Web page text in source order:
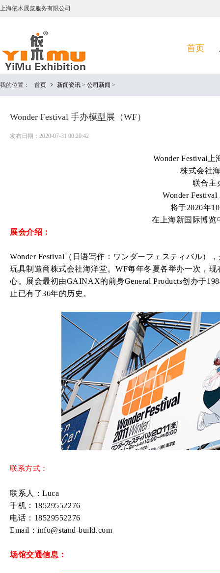
上海依木展览服务有限公司
首页
我的位置： 首页 新闻资讯 > 公司新闻 >
Wonder Festival 手办模型展（WF）
发布日期：2020-07-31 00:20:42
Wonder Festival上
株式会社
联合主
Wonder
将于2020年
在上海新国际博览
展会介绍：
Wonder Festival（日语写作：ワンダーフェスティバル）
玩具制造商株式会社海洋堂。WF每年冬夏各举办一次，
心。展会最初由GAINAX的前身General Products创办于
止已有了36年的历史。
联系方式：
联系人：Luca
手机：18529552276
电话：18529552276
Email：info@stand-build.com
场馆交通信息：